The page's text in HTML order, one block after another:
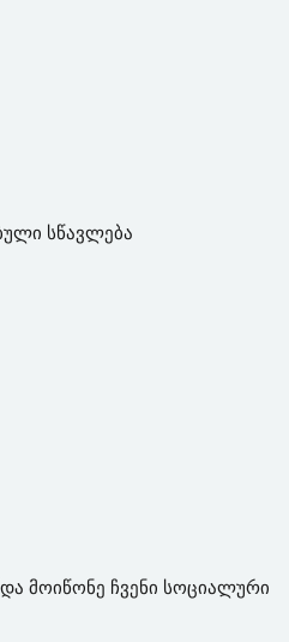
სწავლება
მოიწონე ჩვენი სოციალური